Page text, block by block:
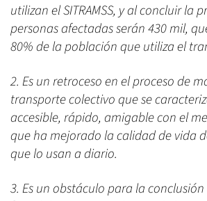
utilizan el SITRAMSS, y al concluir la
personas afectadas serán 430 mil,
80% de la población que utiliza el
2. Es un retroceso en el proceso de
transporte colectivo que se
accesible, rápido, amigable con el
que ha mejorado la calidad de vida
que lo usan a diario.
3. Es un obstáculo para la